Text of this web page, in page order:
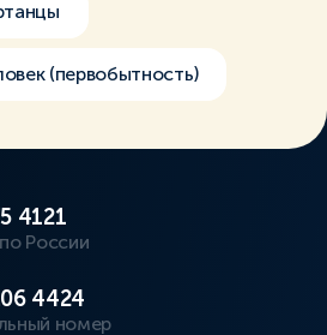
(первобытность)
4121
России
4424
номер